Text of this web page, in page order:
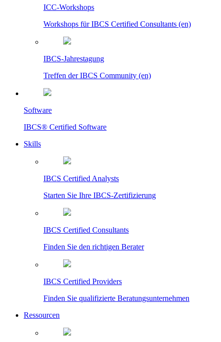
ICC-Workshops
Workshops für IBCS Certified Consultants (en)
IBCS-Jahrestagung
Treffen der IBCS Community (en)
Software
IBCS® Certified Software
Skills
IBCS Certified Analysts
Starten Sie Ihre IBCS-Zertifizierung
IBCS Certified Consultants
Finden Sie den richtigen Berater
IBCS Certified Providers
Finden Sie qualifizierte Beratungsunternehmen
Ressourcen